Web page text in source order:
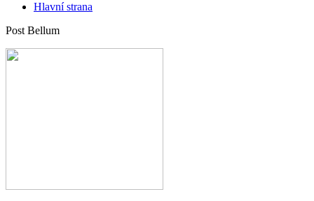
Hlavní strana
Post Bellum